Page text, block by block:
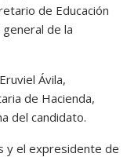
de Educación
de la
Ávila,
de Hacienda,
del candidato.
y el expresidente de